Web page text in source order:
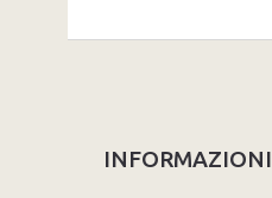
INFORMAZIONI